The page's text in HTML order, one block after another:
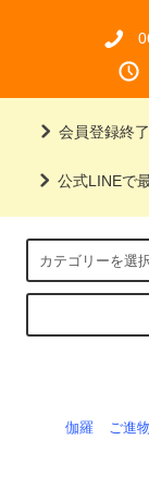
会員登録終
公式LINEで
伽羅 ご進